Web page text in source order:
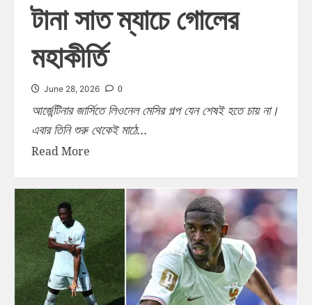
টানা সাত ম্যাচে গোলের
মহাকীর্তি
June 28, 2026 0
আর্জেন্টিনার জার্সিতে লিওনেল মেসির গল্প যেন শেষই হতে চায় না।
এবার তিনি শুরু থেকেই মাঠে...
Read More